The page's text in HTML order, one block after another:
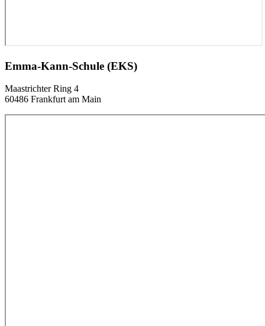
Emma-Kann-Schule (EKS)
Maastrichter Ring 4
60486 Frankfurt am Main